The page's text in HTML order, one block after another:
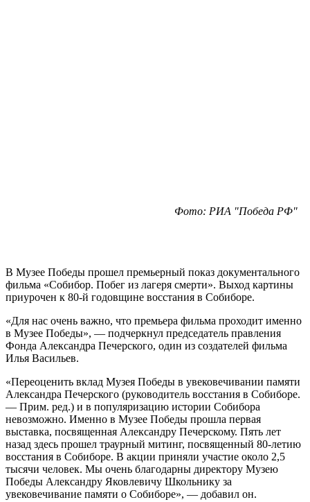
Фото: РИА "Победа РФ"
В Музее Победы прошел премьерный показ документального
фильма «Собибор. Побег из лагеря смерти». Выход картины
приурочен к 80-й годовщине восстания в Собиборе.
«Для нас очень важно, что премьера фильма проходит именно
в Музее Победы», — подчеркнул председатель правления
Фонда Александра Печерского, один из создателей фильма
Илья Васильев.
«Переоценить вклад Музея Победы в увековечивании памяти
Александра Печерского (руководитель восстания в Собиборе.
— Прим. ред.) и в популяризацию истории Собибора
невозможно. Именно в Музее Победы прошла первая
выставка, посвященная Александру Печерскому. Пять лет
назад здесь прошел траурный митинг, посвященный 80-летию
восстания в Собиборе. В акции приняли участие около 2,5
тысячи человек. Мы очень благодарны директору Музею
Победы Александру Яковлевичу Школьнику за
увековечивание памяти о Собиборе», — добавил он.